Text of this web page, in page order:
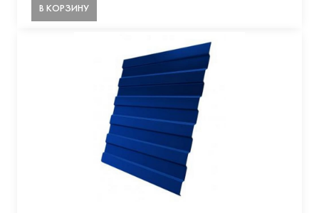
В КОРЗИНУ